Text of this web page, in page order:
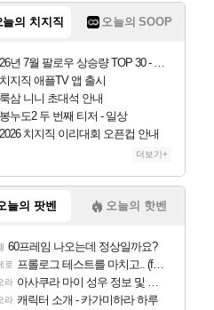
늘의 치지직 오늘의 SOOP
26년 7월 팔로우 상승량 TOP 30 - 월간 치지직
치지직 애플TV 앱 출시
룩삼 니니 초대석 안내
봉누도2 두 번째 티저 - 일상
2026 치지직 이리대회 오픈컵 안내
더보기+
늘의 팟벤 오늘의 핫벤
60프레임 나오는데 정상일까요?
로 프롤로그 테스트를 마치고.. (feat. 리아)
라 아사쿠라 마이 성우 정보 및 주요 필모
라 캐릭터 소개 - 카가미하라 하루